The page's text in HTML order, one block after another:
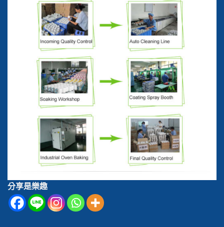
分享是樂趣